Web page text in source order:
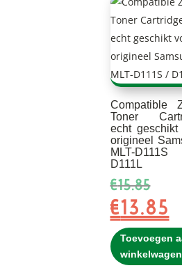
Compatible
Toner
echt geschikt
origineel
MLT-
D111L
€15.85
prijs
was:
€13.85
Toevoegen
winkelwagen